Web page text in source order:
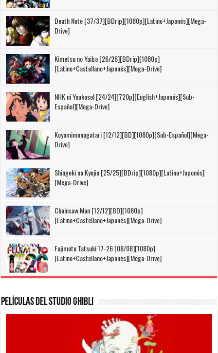
Death Note [37/37][BDrip][1080p][Latino+Japonés][Mega-
Drive]
Kimetsu no Yaiba [26/26][BDrip][1080p]
[Latino+Castellano+Japonés][Mega-Drive]
NHK ni Youkoso! [24/24][720p][English+Japonés][Sub-
Español][Mega-Drive]
Koyomimonogatari [12/12][BD][1080p][Sub-Español][Mega-
Drive]
Shingeki no Kyojin [25/25][BDrip][1080p][Latino+Japonés]
[Mega-Drive]
Chainsaw Man [12/12][BD][1080p]
[Latino+Castellano+Japonés][Mega-Drive]
Fujimoto Tatsuki 17-26 [08/08][1080p]
[Latino+Castellano+Japonés][Mega-Drive]
Películas del Studio Ghibli